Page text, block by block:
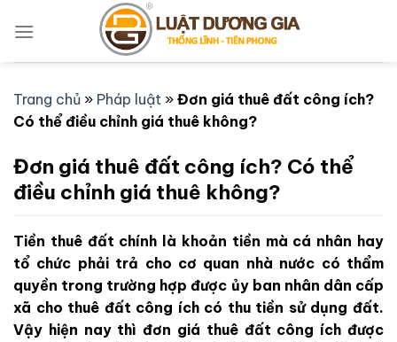
qua
Trang chủ » Pháp luật » Đơn giá thuê đất công ích?
Có thể điều chỉnh giá thuê không?
Đơn giá thuê đất công ích? Có thể
điều chỉnh giá thuê không?
Tiền thuê đất chính là khoản tiền mà cá nhân hay
tổ chức phải trả cho cơ quan nhà nước có thẩm
quyền trong trường hợp được ủy ban nhân dân cấp
xã cho thuê đất công ích có thu tiền sử dụng đất.
Vậy hiện nay thì đơn giá thuê đất công ích được